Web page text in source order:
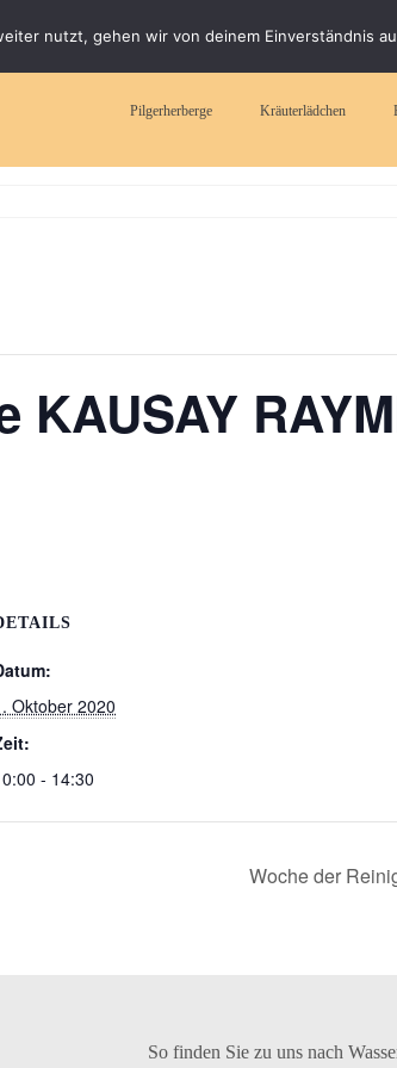
Pilgerherberge Kräuterlädchen
Oktober 2020
- 14:30
Woche der
So finden Sie zu uns nach
nutzt, gehen wir von deinem Einverständnis